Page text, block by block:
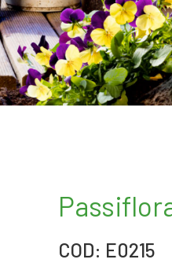
COD: E0215